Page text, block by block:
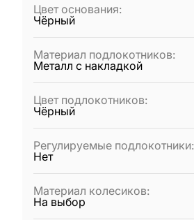
Цвет основания:
Чёрный
Материал подлокотников:
Металл с накладкой
Цвет подлокотников:
Чёрный
Регулируемые подлокотники:
Нет
Материал колесиков:
На выбор